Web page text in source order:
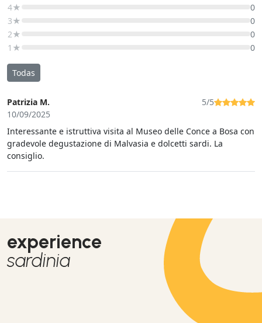
4★
0
3★
0
2★
0
1★
0
Todas
Patrizia M.
10/09/2025
5/5
Interessante e istruttiva visita al Museo delle Conce a Bosa con
gradevole degustazione di Malvasia e dolcetti sardi. La
consiglio.
experience
sardinia